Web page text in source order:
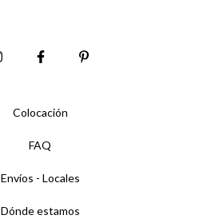
Colocación
FAQ
Envíos - Locales
Dónde estamos